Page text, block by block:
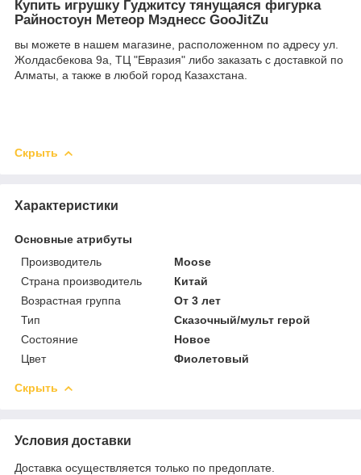
Купить игрушку Гуджитсу тянущаяся фигурка
Райностоун Метеор Мэднесс GooJitZu
вы можете в нашем магазине, расположенном по адресу ул.
Жолдасбекова 9а, ТЦ "Евразия" либо заказать с доставкой по
Алматы, а также в любой город Казахстана.
Скрыть
Характеристики
Основные атрибуты
Производитель
Moose
Страна производитель
Китай
Возрастная группа
От 3 лет
Тип
Сказочный/мульт герой
Состояние
Новое
Цвет
Фиолетовый
Скрыть
Условия доставки
Доставка осуществляется только по предоплате.